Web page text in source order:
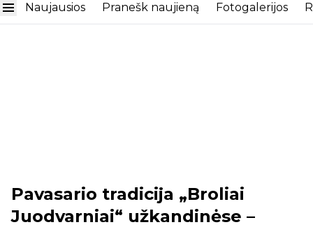
Naujausios Pranešk naujieną Fotogalerijos
Pavasario tradicija „Broliai
Juodvarniai“ užkandinėse –